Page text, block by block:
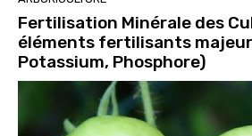
Fertilisation Minérale des
éléments fertilisants
Potassium, Phosphore)